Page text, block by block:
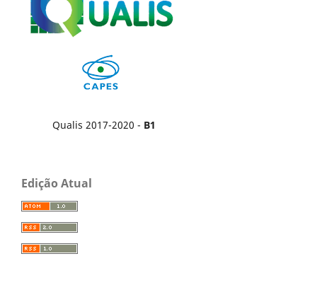
Qualis 2017-2020 - B1
Edição Atual